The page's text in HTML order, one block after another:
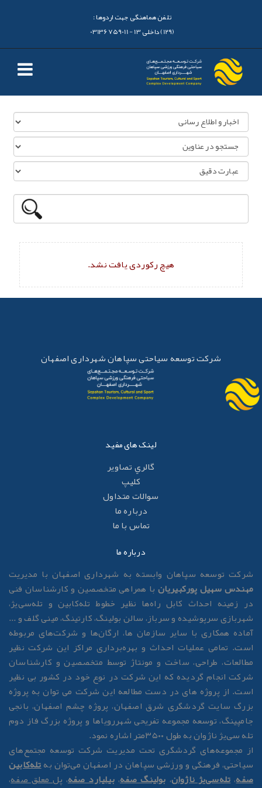
تلفن هماهنگی جهت اردوها :
هیچ رکوردی یافت نشد.
شرکت توسعه سیاحتی سپاهان شهرداری اصفهان
لینک های مفید
گالري تصاوير
کليپ
سوالات متداول
درباره ما
تماس با ما
درباره ما
شرکت توسعه سپاهان وابسته به شهرداری اصفهان با مدیریت
مهندس سهیل پورکبیریانبا همراهی متخصصین و کارشناسان فنی
در زمینه احداث کابل راه‌ها نظیر خطوط تله‌کابین و تله‌سی‌یژ،
شهربازی سرپوشیده و سرباز، سالن بولینگ، کارتینگ، مینی گلف و ...
آماده همکاری با سایر سازمان ها، ارگان‌ها و شرکت‌های مربوطه
است. تمامی عملیات احداث و بهره‌برداری مراکز این شرکت نظیر
مطالعات، طراحی، ساخت و مونتاژ توسط متخصصین و کارشناسان
شرکت انجام گردیده که این شرکت در نوع خود در کشور بی نظیر
است. از پروژه های در دست مطالعه این شرکت می توان به پروژه
بزرگ سایت گردشگری شرق اصفهان، پروژه چشم اصفهان، بانجی
جامپینگ، توسعه مجموعه تفریحی شهررویاها و پروژه بزرگ فاز دوم
تله سی‌یژ ناژوان به طول ۳۵۰۰متر اشاره نمود.
از مجموعه‌های گردشگری تحت مدیریت شرکت توسعه مجتمع‌های
سیاحتی، فرهنگی و ورزشی سپاهان در اصفهان می‌توان بهتله‌کابین
،تله‌سی‌یژ ناژوان،بولینگ صفه،بیلیارد صفه،پل معلق صفه،